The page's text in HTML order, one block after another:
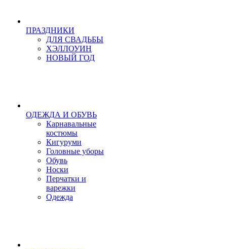
ПРАЗДНИКИ
ДЛЯ СВАДЬБЫ
ХЭЛЛОУИН
НОВЫЙ ГОД
ОДЕЖДА И ОБУВЬ
Карнавальные
костюмы
Кигуруми
Головные уборы
Обувь
Носки
Перчатки и
варежки
Одежда